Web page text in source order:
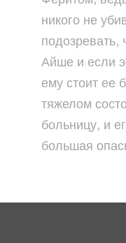
никого не
Айше и если
ему стоит ее
тяжелом
больницу, и
большая